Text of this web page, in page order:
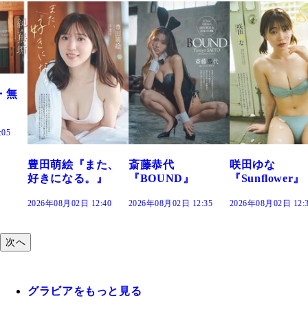
斎藤恭代
『BOUND』
2026年08月02日 12:35
咲田ゆな
『Sunflower』
2026年08月02日 12:30
藤水咲桜『花
だまり』
2026年08月02日
次へ
グラビアをもっと見る